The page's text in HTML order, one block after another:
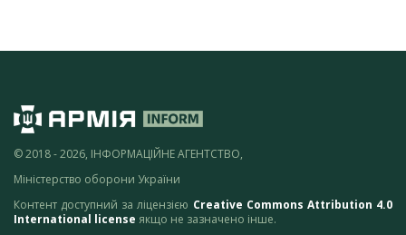
© 2018 - 2026, ІНФОРМАЦІЙНЕ АГЕНТСТВО,
Міністерство оборони України
Контент доступний за ліцензією Creative Commons Attribution 4.0
International license якщо не зазначено інше.